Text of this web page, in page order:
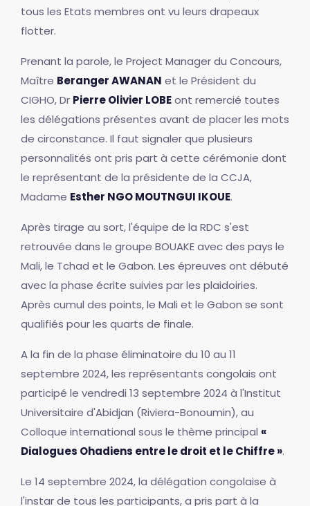
tous les Etats membres ont vu leurs drapeaux
flotter.
Prenant la parole, le Project Manager du Concours,
Maître Beranger AWANAN et le Président du
CIGHO, Dr Pierre Olivier LOBEont remercié toutes
les délégations présentes avant de placer les mots
de circonstance. Il faut signaler que plusieurs
personnalités ont pris part à cette cérémonie dont
le représentant de la présidente de la CCJA,
Madame Esther NGO MOUTNGUI IKOUE.
Après tirage au sort, l'équipe de la RDC s'est
retrouvée dans le groupe BOUAKE avec des pays le
Mali, le Tchad et le Gabon. Les épreuves ont débuté
avec la phase écrite suivies par les plaidoiries.
Après cumul des points, le Mali et le Gabon se sont
qualifiés pour les quarts de finale.
A la fin de la phase éliminatoire du 10 au 11
septembre 2024, les représentants congolais ont
participé le vendredi 13 septembre 2024 à l'Institut
Universitaire d'Abidjan (Riviera-Bonoumin), au
Colloque international sous le thème principal «
Dialogues Ohadiens entre le droit et le Chiffre ».
Le 14 septembre 2024, la délégation congolaise à
l'instar de tous les participants, a pris part à la